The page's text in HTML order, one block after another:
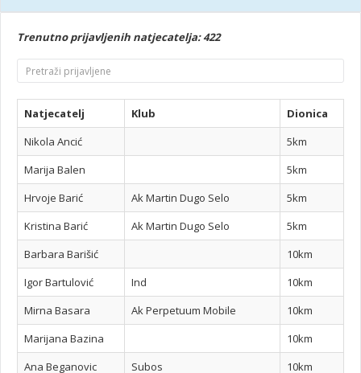
Trenutno prijavljenih natjecatelja: 422
Natjecatelj Klub
Dionica
Nikola Ancić
5km
Marija Balen
5km
Hrvoje Barić
Ak Martin Dugo Selo
5km
Kristina Barić
Ak Martin Dugo Selo
5km
Barbara Barišić
10km
Igor Bartulović
Ind
10km
Mirna Basara
Ak Perpetuum Mobile
10km
Marijana Bazina
10km
Ana Beganovic
Subos
10km